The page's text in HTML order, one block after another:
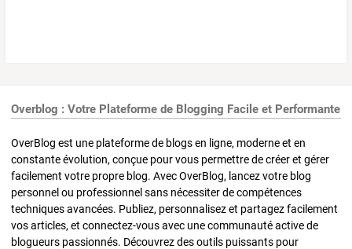
Overblog : Votre Plateforme de Blogging Facile et Performante
OverBlog est une plateforme de blogs en ligne, moderne et en
constante évolution, conçue pour vous permettre de créer et gérer
facilement votre propre blog. Avec OverBlog, lancez votre blog
personnel ou professionnel sans nécessiter de compétences
techniques avancées. Publiez, personnalisez et partagez facilement
vos articles, et connectez-vous avec une communauté active de
blogueurs passionnés. Découvrez des outils puissants pour